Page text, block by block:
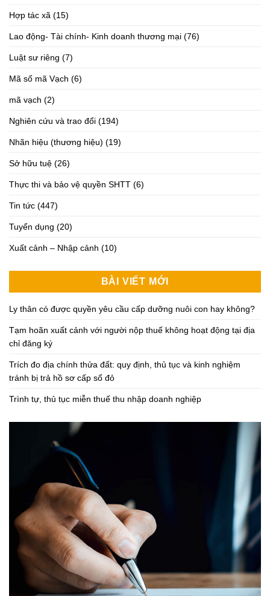
Hợp tác xã (15)
Lao động- Tài chính- Kinh doanh thương mại (76)
Luật sư riêng (7)
Mã số mã Vạch (6)
mã vạch (2)
Nghiên cứu và trao đổi (194)
Nhãn hiệu (thương hiệu) (19)
Sở hữu tuệ (26)
Thực thi và bảo vệ quyền SHTT (6)
Tin tức (447)
Tuyển dụng (20)
Xuất cảnh – Nhập cảnh (10)
BÀI VIẾT MỚI
Ly thân có được quyền yêu cầu cấp dưỡng nuôi con hay không?
Tạm hoãn xuất cảnh với người nộp thuế không hoạt động tại địa
chỉ đăng ký
Trích đo địa chính thửa đất: quy định, thủ tục và kinh nghiệm
tránh bị trả hồ sơ cấp sổ đỏ
Trình tự, thủ tục miễn thuế thu nhập doanh nghiệp